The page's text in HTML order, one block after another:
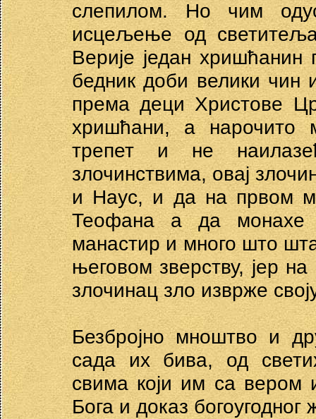
слепилом. Но чим
исцељење од
Верије један хришћанин
бедник доби велики чин
према деци Христове
хришћани, а нарочито
трепет и не
злочинствима, овај
и Наус, и да на првом
Теофана а да монахе
манастир и много што
његовом зверству, јер
злочинац зло изврже
Безбројно мноштво и
сада их бива, од
свима који им са вером
Бога и доказ